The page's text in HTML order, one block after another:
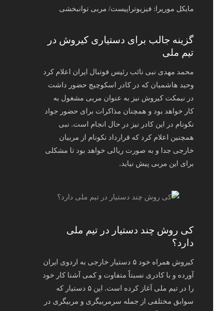
مایکل موریرا: فیزیوتراپیست/ مربی توانبخشی
گزینه جالب برای دستیاری کیروش در
تیم ملی
محمد مهدی نبی نائب رئیس فوتبال ایران اعلام کرد
وحید هاشمیان که در کادر اسکوچیچ حضور داشت
در نیمکت کیروش نیز به عنوان مربی مشغول به
کار خواهد بود و همچنان مذاکرات برای حضور جواد
نکونام در این کادر نیز در حال انجام است. نبی
همچنین اعلام کرد که قرارداد نکونام از مربیان
خارجی جدا و به صورت ریالی خواهد بود تا مشکلی
برای این مربی پیش نیاید.
کی روش چند دستیار در تیم ملی
دارد؟
کیروش همراه خود ۵ دستیار خارجی به اردوی ایران
آورده و با کادری نسبتاً متفاوت و کمی آشنا کار خود
را در تیم ملی آغاز کرده است. این ۵ دستیار که
سوابق مختلفی از جمله سرمربیگری و مربیگری در